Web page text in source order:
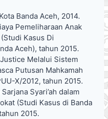
Banda Aceh, 2014.
Pemeliharaan Anak
Kasus Di
Aceh), tahun 2015.
Melalui Sistem
Putusan Mahkamah
X/2012, tahun 2015.
Syari’ah dalam
(Studi Kasus di Banda
2015.